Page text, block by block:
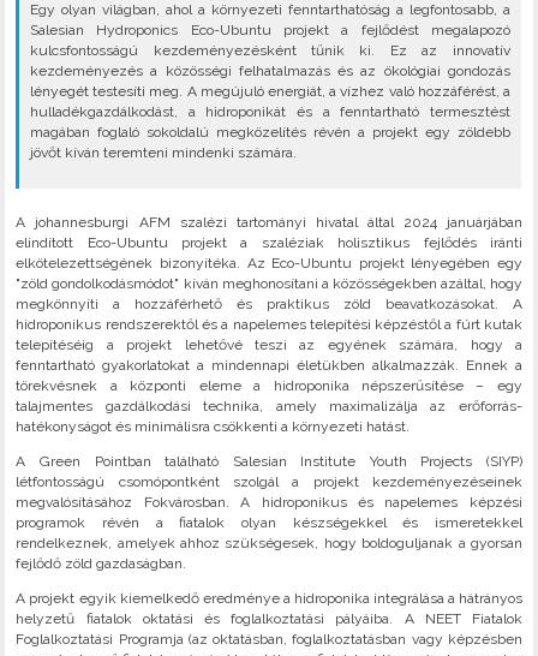
Egy olyan világban, ahol a környezeti fenntarthatóság a legfontosabb, a
Salesian Hydroponics Eco-Ubuntu projekt a fejlődést megalapozó
kulcsfontosságú kezdeményezésként tűnik ki. Ez az innovatív
kezdeményezés a közösségi felhatalmazás és az ökológiai gondozás
lényegét testesíti meg. A megújuló energiát, a vízhez való hozzáférést, a
hulladékgazdálkodást, a hidroponikát és a fenntartható termesztést
magában foglaló sokoldalú megközelítés révén a projekt egy zöldebb
jövőt kíván teremteni mindenki számára.
A johannesburgi AFM szalézi tartományi hivatal által 2024 januárjában
elindított Eco-Ubuntu projekt a szaléziak holisztikus fejlődés iránti
elkötelezettségének bizonyítéka. Az Eco-Ubuntu projekt lényegében egy
"zöld gondolkodásmódot" kíván meghonosítani a közösségekben azáltal, hogy
megkönnyíti a hozzáférhető és praktikus zöld beavatkozásokat. A
hidroponikus rendszerektől és a napelemes telepítési képzéstől a fúrt kutak
telepítéséig a projekt lehetővé teszi az egyének számára, hogy a
fenntartható gyakorlatokat a mindennapi életükben alkalmazzák. Ennek a
törekvésnek a központi eleme a hidroponika népszerűsítése – egy
talajmentes gazdálkodási technika, amely maximalizálja az erőforrás-
hatékonyságot és minimálisra csökkenti a környezeti hatást.
A Green Pointban található Salesian Institute Youth Projects (SIYP)
létfontosságú csomópontként szolgál a projekt kezdeményezéseinek
megvalósításához Fokvárosban. A hidroponikus és napelemes képzési
programok révén a fiatalok olyan készségekkel és ismeretekkel
rendelkeznek, amelyek ahhoz szükségesek, hogy boldoguljanak a gyorsan
fejlődő zöld gazdaságban.
A projekt egyik kiemelkedő eredménye a hidroponika integrálása a hátrányos
helyzetű fiatalok oktatási és foglalkoztatási pályáiba. A NEET Fiatalok
Foglalkoztatási Programja (az oktatásban, foglalkoztatásban vagy képzésben